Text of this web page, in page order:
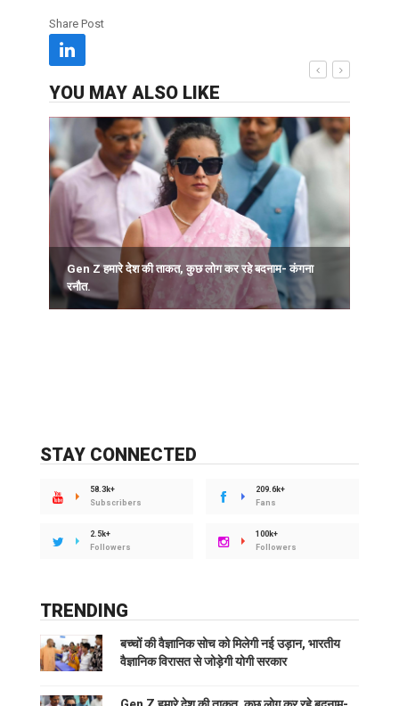
Share Post
YOU MAY ALSO LIKE
Gen Z हमारे देश की ताकत, कुछ लोग कर रहे बदनाम- कंगना
रनौत.
STAY CONNECTED
58.3k+
Subscribers
209.6k+
Fans
2.5k+
Followers
100k+
Followers
TRENDING
बच्चों की वैज्ञानिक सोच को मिलेगी नई उड़ान, भारतीय
वैज्ञानिक विरासत से जोड़ेगी योगी सरकार